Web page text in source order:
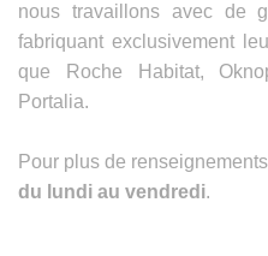
nous travaillons avec de
fabriquant exclusivement
que Roche Habitat,
Portalia.
Pour plus de
du lundi au vendredi.